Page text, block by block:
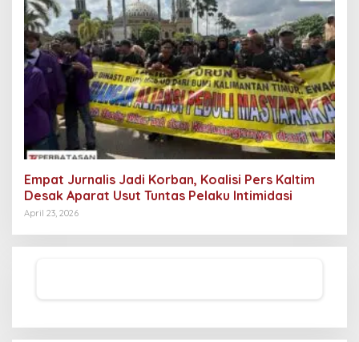
Empat Jurnalis Jadi Korban, Koalisi Pers Kaltim
Desak Aparat Usut Tuntas Pelaku Intimidasi
April 23, 2026